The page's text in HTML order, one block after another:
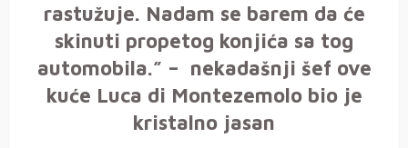
rastužuje. Nadam se barem da će
skinuti propetog konjića sa tog
automobila.” – nekadašnji šef ove
kuće Luca di Montezemolo bio je
kristalno jasan